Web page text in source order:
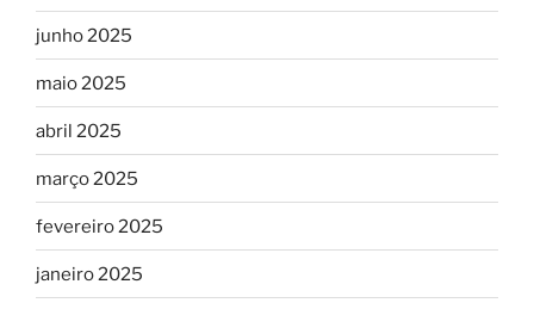
junho 2025
maio 2025
abril 2025
março 2025
fevereiro 2025
janeiro 2025